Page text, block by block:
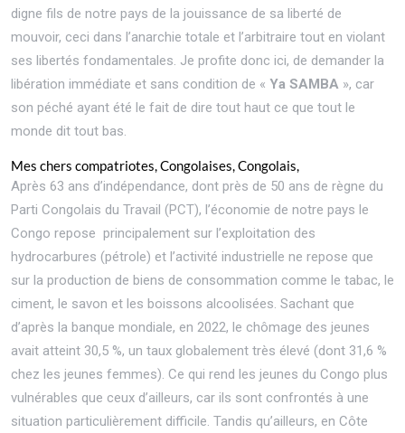
digne fils de notre pays de la jouissance de sa liberté de
mouvoir, ceci dans l’anarchie totale et l’arbitraire tout en violant
ses libertés fondamentales. Je profite donc ici, de demander la
libération immédiate et sans condition de « Ya SAMBA », car
son péché ayant été le fait de dire tout haut ce que tout le
monde dit tout bas.
Mes chers compatriotes, Congolaises, Congolais,
Après 63 ans d’indépendance, dont près de 50 ans de règne du
Parti Congolais du Travail (PCT), l’économie de notre pays le
Congo repose principalement sur l’exploitation des
hydrocarbures (pétrole) et l’activité industrielle ne repose que
sur la production de biens de consommation comme le tabac, le
ciment, le savon et les boissons alcoolisées. Sachant que
d’après la banque mondiale, en 2022, le chômage des jeunes
avait atteint 30,5 %, un taux globalement très élevé (dont 31,6 %
chez les jeunes femmes). Ce qui rend les jeunes du Congo plus
vulnérables que ceux d’ailleurs, car ils sont confrontés à une
situation particulièrement difficile. Tandis qu’ailleurs, en Côte